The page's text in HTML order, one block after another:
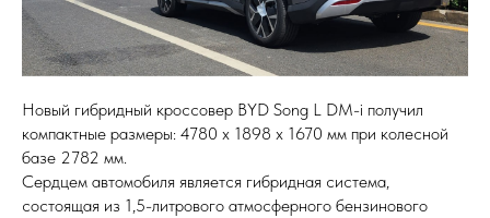
Новый гибридный кроссовер BYD Song L DM-i получил
компактные размеры: 4780 х 1898 х 1670 мм при колесной
базе 2782 мм.
Сердцем автомобиля является гибридная система,
состоящая из 1,5-литрового атмосферного бензинового